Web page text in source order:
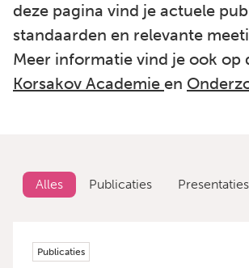
deze pagina vind je actuele
standaarden en relevante
Meer informatie vind je ook op
Korsakov Academie en
Alles Publicaties Presentaties
Publicaties